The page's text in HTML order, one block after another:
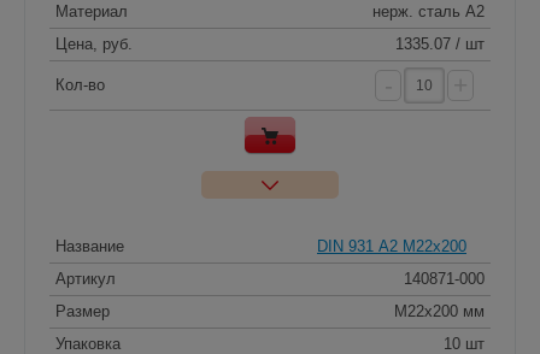
Материал
нерж. сталь A2
Цена, руб.
1335.07 / шт
Кол-во
Название
DIN 931 А2 M22x200
Артикул
140871-000
Размер
M22x200 мм
Упаковка
10 шт